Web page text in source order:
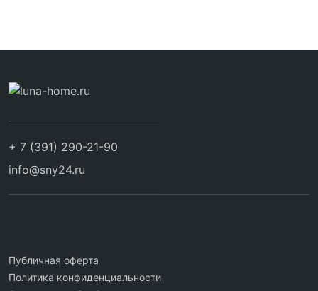
+ 7 (391) 290-21-90
info@sny24.ru
Публичная оферта
Политика конфиденциальности